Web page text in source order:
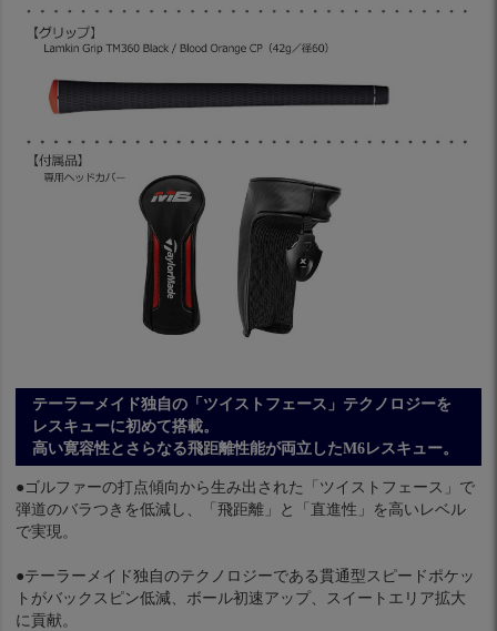
テーラーメイド独自の「ツイストフェース」テクノロジーを
レスキューに初めて搭載。
高い寛容性とさらなる飛距離性能が両立したM6レスキュー。
●ゴルファーの打点傾向から生み出された「ツイストフェース」で
弾道のバラつきを低減し、「飛距離」と「直進性」を高いレベル
で実現。
●テーラーメイド独自のテクノロジーである貫通型スピードポケッ
トがバックスピン低減、ボール初速アップ、スイートエリア拡大
に貢献。